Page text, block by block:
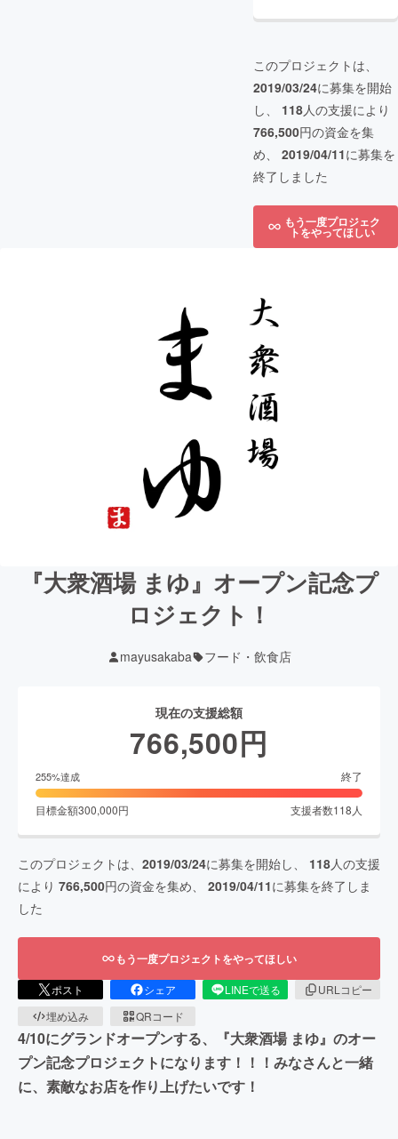
このプロジェクトは、
2019/03/24に募集を開始
し、 118人の支援により
766,500円の資金を集
め、 2019/04/11に募集を
終了しました
もう一度プロジェク
トをやってほしい
『大衆酒場 まゆ』オープン記念プ
ロジェクト！
mayusakaba フード・飲食店
現在の支援総額
766,500円
255%達成 終了
目標金額300,000円 支援者数118 人
このプロジェクトは、 2019/03/24に募集を開始し、 118人の支援
により 766,500円の資金を集め、 2019/04/11に募集を終了しま
した
もう一度プロジェクトをやってほしい
ポスト シェア LINEで送る
URLコピー
埋め込み
QRコード
4/10にグランドオープンする、『大衆酒場 まゆ』のオー
プン記念プロジェクトになります！！！みなさんと一緒
に、素敵なお店を作り上げたいです！